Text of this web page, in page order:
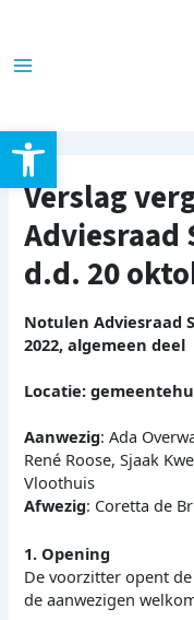
Toolbar
de
inhoud
Menu
Verslag
Adviesraad
d.d. 20
Notulen Adviesraad
2022, algemeen deel
Locatie:
Aanwezig: Ada
René Roose, Sjaak
Vloothuis
Afwezig: Coretta de
1. Opening
De voorzitter opent
de aanwezigen